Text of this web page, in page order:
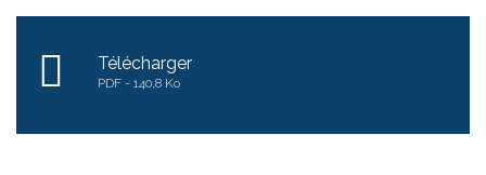
Télécharger
PDF 140,8 Ko